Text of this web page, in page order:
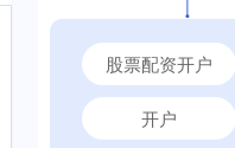
股票配资开户
开户